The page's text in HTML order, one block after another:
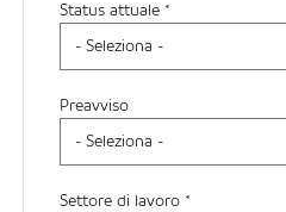
Status attuale *
Preavviso
Settore di lavoro *